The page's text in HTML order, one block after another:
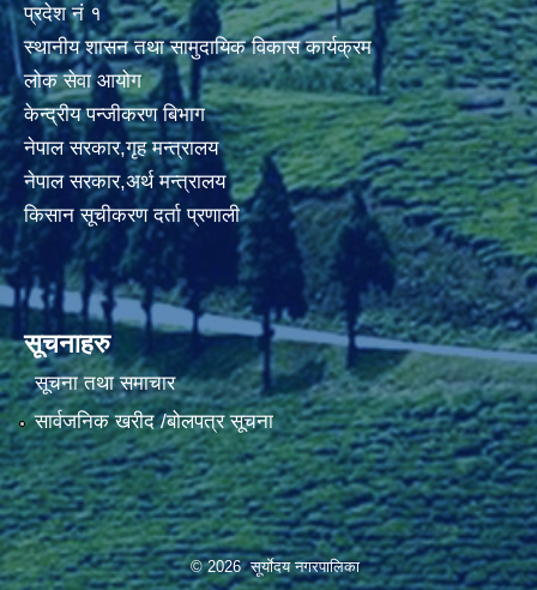
प्रदेश नं १
स्थानीय शासन तथा सामुदायिक विकास कार्यक्रम
लोक सेवा आयोग
केन्द्रीय पन्जीकरण बिभाग
नेपाल सरकार,गृह मन्त्रालय
नेपाल सरकार,अर्थ मन्त्रालय
किसान सूचीकरण दर्ता प्रणाली
सूचनाहरु
सूचना तथा समाचार
सार्वजनिक खरीद /बोलपत्र सूचना
© 2026 सूर्याेदय नगरपालिका